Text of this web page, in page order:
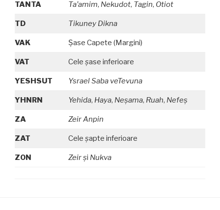
TANTA Ta’amim, Nekudot, Tagin, Otiot
TD Tikuney Dikna
VAK Şase Capete (Margini)
VAT Cele şase inferioare
YESHSUT Ysrael Saba veTevuna
YHNRN Yehida, Haya, Neşama, Ruah, Nefeş
ZA Zeir Anpin
ZAT Cele şapte inferioare
ZON Zeirşi Nukva